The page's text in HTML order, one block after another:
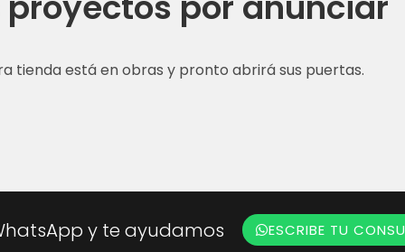
tienda está en obras y pronto abrirá sus puertas.
y te ayudamos ESCRIBE TU